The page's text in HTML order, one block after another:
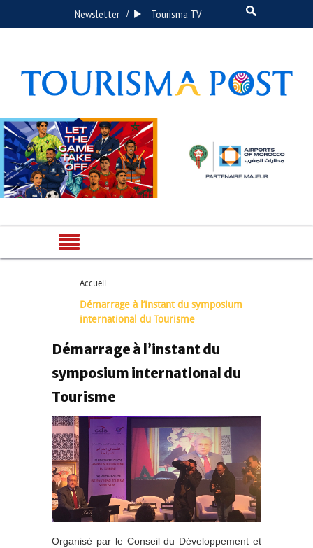
Newsletter / Tourisma TV
Accueil
Démarrage à l’instant du symposium
international du Tourisme
Démarrage à l’instant du
symposium international du
Tourisme
Organisé par le Conseil du Développement et